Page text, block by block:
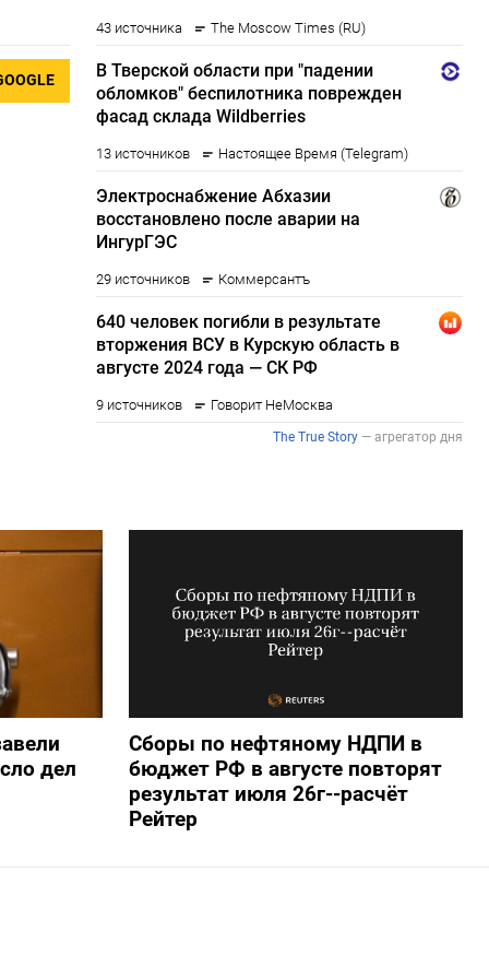
дел
Сборы по нефтяному НДПИ в
бюджет РФ в августе повторят
результат июля 26г--расчёт
Рейтер